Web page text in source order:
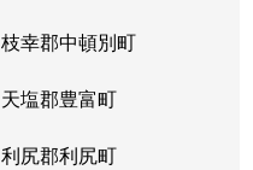
枝幸郡中頓別町
天塩郡豊富町
利尻郡利尻町